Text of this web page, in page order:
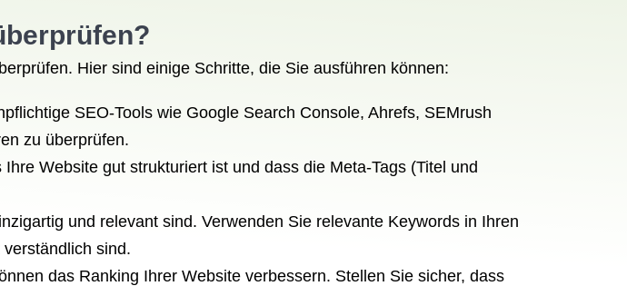
?
Hier sind einige Schritte, die Sie ausführen können:
SEO-Tools wie Google Search Console, Ahrefs, SEMrush
zu überprüfen.
Website gut strukturiert ist und dass die Meta-Tags (Titel und
und relevant sind. Verwenden Sie relevante Keywords in Ihren
sind.
das Ranking Ihrer Website verbessern. Stellen Sie sicher, dass